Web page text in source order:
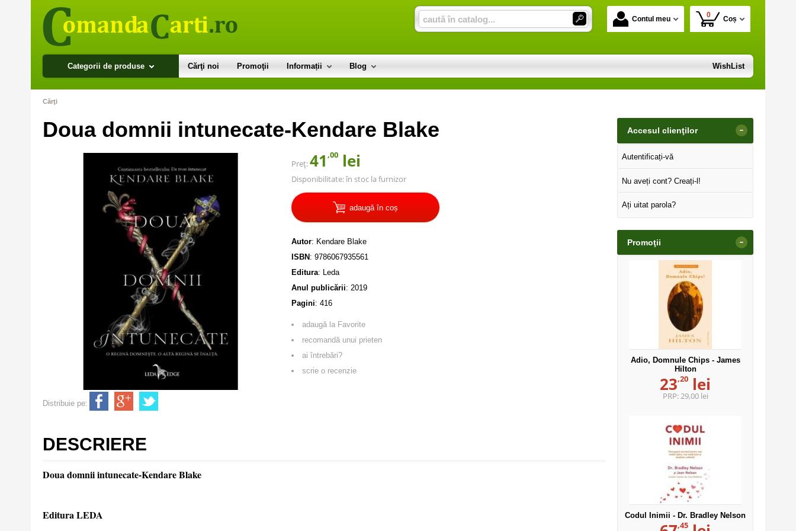
Contul meu 0 Coș
Categorii de produse Cărţi noi Promoţii Informații Blog WishList
Cărţi
Doua domnii intunecate-Kendare Blake
Preț:41 ,00 lei
Disponibilitate:în stoc la furnizor
adaugă în coș
Autor: Kendare Blake
ISBN : 9786067935561
Editura: Leda
Anul publicării: 2019
Pagini: 416
adaugă la Favorite
recomandă unui prieten
ai întrebări?
scrie o recenzie
Distribuie pe:
DESCRIERE
Doua domnii intunecate-Kendare Blake
Editura LEDA
Accesul clienţilor -
Autentificați-vă
Nu aveți cont? Creați-l!
Ați uitat parola?
Promoţii -
Adio, Domnule Chips - James
Hilton
23,20 lei
PRP:29,00 lei
Codul Inimii - Dr. Bradley Nelson
,45